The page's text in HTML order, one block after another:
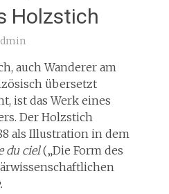
Holzstich
auch Wanderer am
übersetzt
ist das Werk eines
Der Holzstich
als Illustration in dem
du ciel(„Die Form des